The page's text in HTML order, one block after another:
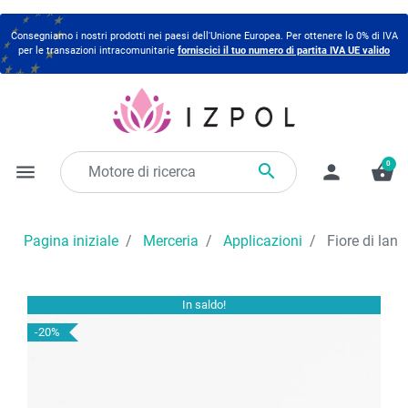
Consegniamo i nostri prodotti nei paesi dell'Unione Europea. Per ottenere lo 0% di IVA
per le transazioni intracomunitarie forniscici il tuo numero di partita IVA UE valido
menu  person shopping_basket
0
Pagina iniziale Merceria Applicazioni Fiore di
In saldo!
-20%